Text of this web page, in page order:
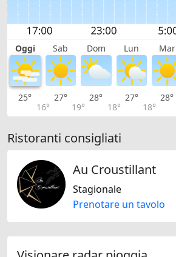
Oggi Sab Dom Lun Mar
25°
16°
27°
19°
28°
18°
27°
18°
28°
Ristoranti consigliati
Au Croustillant
Stagionale
Prenotare un tavolo